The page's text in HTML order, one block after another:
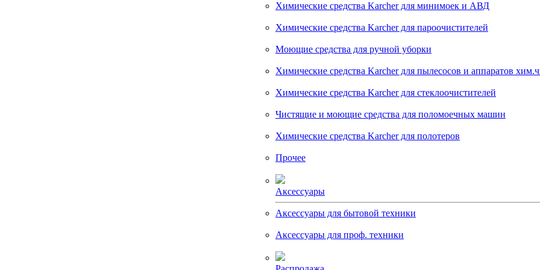
Химические средства Karcher для минимоек и АВД
Химические средства Karcher для пароочистителей
Моющие средства для ручной уборки
Химические средства Karcher для пылесосов и аппаратов
Химические средства Karcher для стеклоочистителей
Чистящие и моющие средства для поломоечных машин
Химические средства Karcher для полотеров
Прочее
Аксессуары
Аксессуары для бытовой техники
Аксессуары для проф. техники